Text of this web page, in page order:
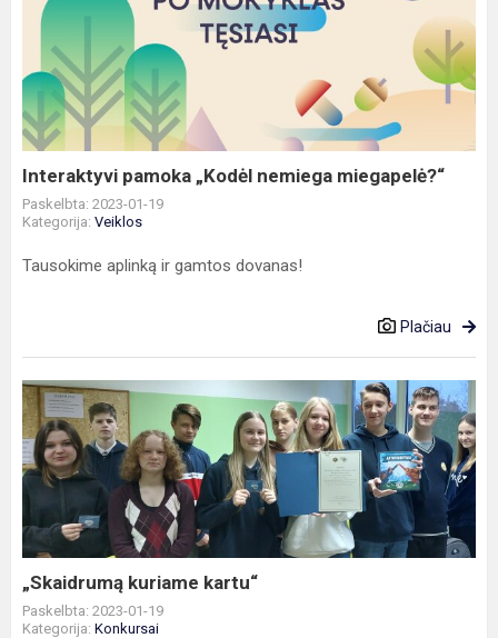
pamoka
„Kodėl
nemiega
miegapelė?“
Interaktyvi pamoka „Kodėl nemiega miegapelė?“
Paskelbta: 2023-01-19
Kategorija: Veiklos
Tausokime aplinką ir gamtos dovanas!
Plačiau
„Skaidrumą
kuriame
kartu“
„Skaidrumą kuriame kartu“
Paskelbta: 2023-01-19
Kategorija: Konkursai